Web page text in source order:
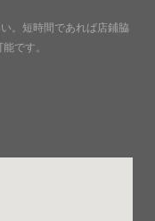
。短時間であれば店鋪脇
です。